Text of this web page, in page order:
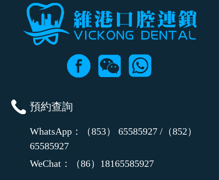
預約查詢
WhatsApp：（853） 65585927 /（852）
65585927
WeChat：（86）18165585927